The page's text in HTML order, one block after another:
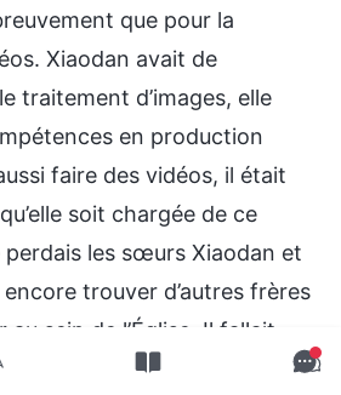
que pour la
Xiaodan avait de
traitement d’images, elle
en production
faire des vidéos, il était
soit chargée de ce
perdais les sœurs Xiaodan et
trouver d’autres frères
sein de l’Église. Il fallait
temps et d’efforts. J’ai prié